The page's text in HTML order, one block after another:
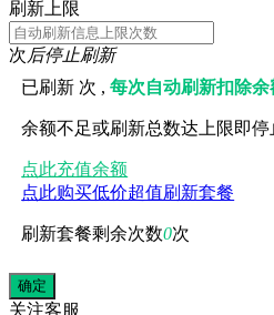
刷新上限
次后停止刷新
已刷新 次 ,每次自动刷新扣除余
余额不足或刷新总数达上限即
点此充值余额
点此购买低价超值刷新套餐
刷新套餐剩余次数0次
关注客服